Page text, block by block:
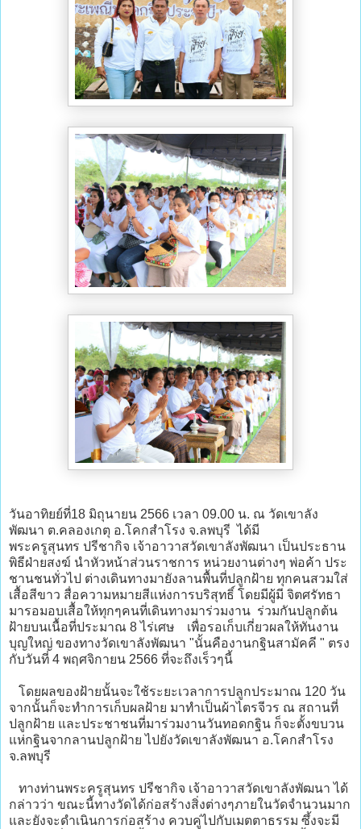
วันอาทิยย์ที่18 มิถุนายน 2566 เวลา 09.00 น. ณ วัดเขาลัง
พัฒนา ต.คลองเกตุ อ.โคกสำโรง จ.ลพบุรี ได้มี
พระครูสุนทร ปรีชากิจ เจ้าอาวาสวัดเขาลังพัฒนา เป็นประธาน
พิธีฝ่ายสงฆ์ นำหัวหน้าส่วนราชการ หน่วยงานต่างๆ พ่อค้า ประ
ชานชนทั่วไป ต่างเดินทางมายังลานพื้นที่ปลูกฝ้าย ทุกคนสวมใส่
เสื้อสีขาว สื่อความหมายสีแห่งการบริสุทธิ์ โดยมีผู้มี จิตศรัทธา
มารอมอบเสื้อให้ทุกๆคนที่เดินทางมาร่วมงาน ร่วมกันปลูกต้น
ฝ้ายบนเนื้อที่ประมาณ 8 ไร่เศษ เพื่อรอเก็บเกี่ยวผลให้ทันงาน
บุญใหญ่ ของทางวัดเขาลังพัฒนา "นั้นคืองานกฐินสามัคคี " ตรง
กับวันที่ 4 พฤศจิกายน 2566 ที่จะถึงเร็วๆนี้
โดยผลของฝ้ายนั้นจะใช้ระยะเวลาการปลูกประมาณ 120 วัน
จากนั้นก็จะทำการเก็บผลฝ้าย มาทำเป็นผ้าไตรจีวร ณ สถานที่
ปลูกฝ้าย และประชาชนที่มาร่วมงานวันทอดกฐิน ก็จะตั้งขบวน
แห่กฐินจากลานปลูกฝ้าย ไปยังวัดเขาลังพัฒนา อ.โคกสำโรง
จ.ลพบุรี
ทางท่านพระครูสุนทร ปรีชากิจ เจ้าอาวาสวัดเขาลังพัฒนา ได้
กล่าวว่า ขณะนี้ทางวัดได้ก่อสร้างสิ่งต่างๆภายในวัดจำนวนมาก
และยังจะดำเนินการก่อสร้าง ควบคู่ไปกับเมตตาธรรม ซึ้งจะมี